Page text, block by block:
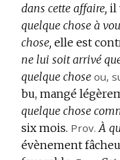
dans cette affaire, il
quelque chose à
chose, elle est
ne lui soit arrivé
quelque chose ou,
bu, mangé
quelque chose
six mois. Prov. À
évènement